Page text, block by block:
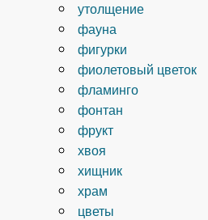
утолщение
фауна
фигурки
фиолетовый цветок
фламинго
фонтан
фрукт
хвоя
хищник
храм
цветы